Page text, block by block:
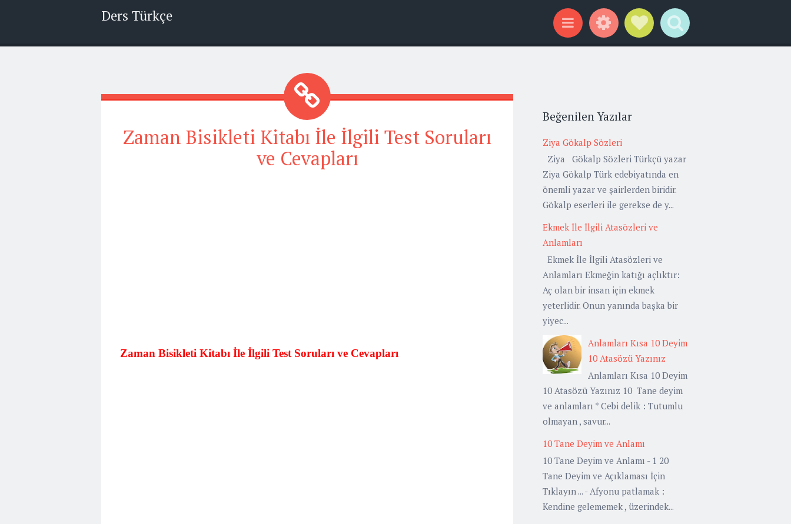
Ders Türkçe
Menu WidgetsSocial Links
Search
Zaman Bisikleti Kitabı İle İlgili Test Soruları
ve Cevapları
Zaman Bisikleti Kitabı İle İlgili Test Soruları ve Cevapları
Beğenilen Yazılar
Ziya Gökalp Sözleri
Ziya Gökalp Sözleri Türkçü yazar
Ziya Gökalp Türk edebiyatında en
önemli yazar ve şairlerden biridir.
Gökalp eserleri ile gerekse de y...
Ekmek İle İlgili Atasözleri ve
Anlamları
Ekmek İle İlgili Atasözleri ve
Anlamları Ekmeğin katığı açlıktır:
Aç olan bir insan için ekmek
yeterlidir. Onun yanında başka bir
yiyec...
Anlamları Kısa 10 Deyim
10 Atasözü Yazınız
Anlamları Kısa 10 Deyim
10 Atasözü Yazınız 10 Tane deyim
ve anlamları * Cebi delik : Tutumlu
olmayan , savur...
10 Tane Deyim ve Anlamı
10 Tane Deyim ve Anlamı - 1 20
Tane Deyim ve Açıklaması İçin
Tıklayın ... - Afyonu patlamak :
Kendine gelememek , üzerindek...